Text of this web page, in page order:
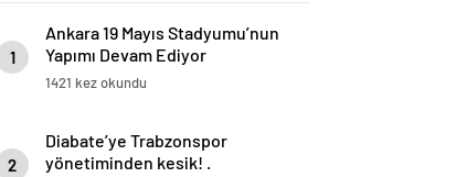
1
Ankara 19 Mayıs Stadyumu’nun
Yapımı Devam Ediyor
1421 kez okundu
2
Diabate’ye Trabzonspor
yönetiminden kesik! .